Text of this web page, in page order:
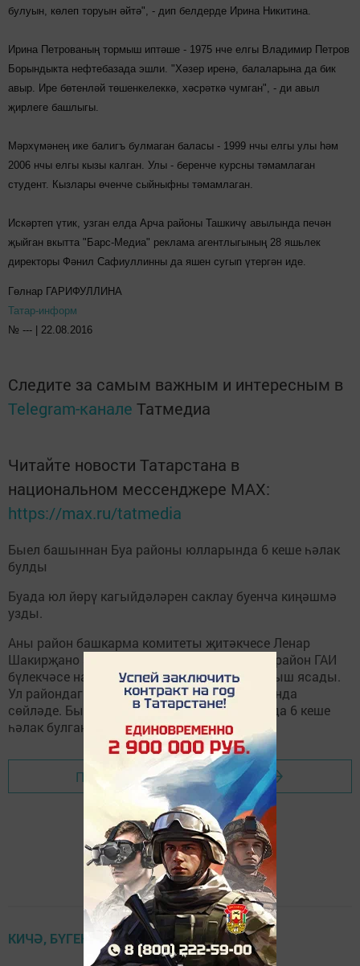
булуын, көлеп торуын әйтә", - дип белдерде Ирина Никитина.
Ирина Петрованың тормыш иптәше - 1975 нче елгы Владимир Петров
Борындыкта нефтебазада эшли. "Хәзер иренә, балаларына да бик
авыр. Ире бөтенләй төшенкелеккә, хәсрәткә чумган", - ди авыл
җирлеге башлыгы.
Мәрхүмәнең ике балигъ булмаган баласы - 1999 нчы елгы улы һәм
2006 нчы елгы кызы калган. Улы - беренче курсны тәмамлаган
студент. Кызлары өченче сыйныфны тәмамлаган.
Искәртеп үтик, узган елда Арча районы Ташкичү авылында печән
җыйган вкытта "Барс-Медиа" реклама агентлыгының 28 яшьлек
директоры Фәнил Сафиуллинны да яшен сугып үтергән иде.
Гөлнар ГАРИФУЛЛИНА
Татар-информ
№ --- | 22.08.2016
Следите за самым важным и интересным в
Telegram-канале Татмедиа
Читайте новости Татарстана в
национальном мессенджере MАХ:
https://max.ru/tatmedia
Быел башыннан Буа районы юлларында 6 кеше һәлак
булды
Буада юл йөрү кагыйдәләрен саклау буенча киңәшмә
узды.
Аны район башкарма комитеты җитәкчесе Ленар
Шакирҗано алып барды. Төп доклад белән район ГАИ
бүлекчәсе начальнигы Алмас Кәримов чыгыш ясады.
Ул райондагы юлларда булган хәлләр турында
сөйләде. Быел 9 ай эчендә район юлларында 6 кеше
һәлак булган.
Перейти на страницу новости
КИЧӘ, БҮГЕН, ИРТӘГӘ